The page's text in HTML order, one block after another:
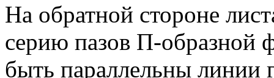
На обратной стороне
серию пазов П-
быть параллельны линии